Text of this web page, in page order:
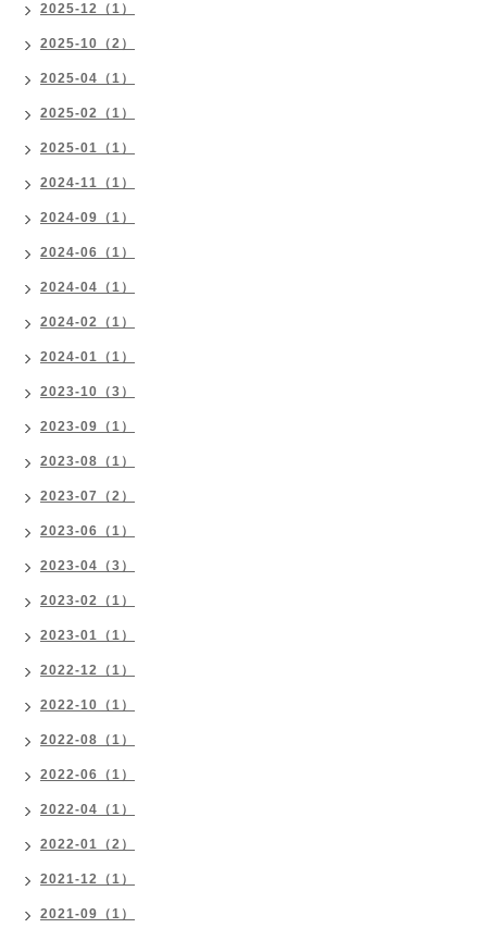
2025-12（1）
2025-10（2）
2025-04（1）
2025-02（1）
2025-01（1）
2024-11（1）
2024-09（1）
2024-06（1）
2024-04（1）
2024-02（1）
2024-01（1）
2023-10（3）
2023-09（1）
2023-08（1）
2023-07（2）
2023-06（1）
2023-04（3）
2023-02（1）
2023-01（1）
2022-12（1）
2022-10（1）
2022-08（1）
2022-06（1）
2022-04（1）
2022-01（2）
2021-12（1）
2021-09（1）